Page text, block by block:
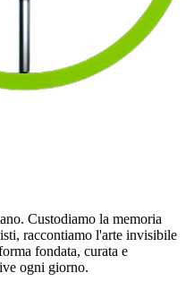
Custodiamo la memoria
raccontiamo l'arte invisibile
fondata, curata e
ogni giorno.